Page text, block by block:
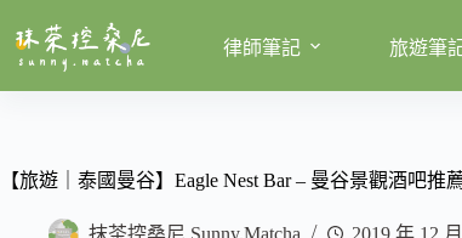
至
律師筆記 旅遊筆
【旅遊｜泰國曼谷】Eagle Nest Bar – 曼谷景觀酒吧
抹茶控桑尼 Sunny.Matcha 2019 年 12